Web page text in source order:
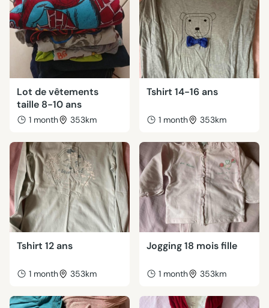
Lot de vêtements
taille 8-10 ans
1 month 353km
Tshirt 14-16 ans
1 month 353km
Tshirt 12 ans
1 month 353km
Jogging 18 mois fille
1 month 353km